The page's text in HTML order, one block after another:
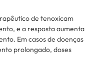
de tenoxicam
e a resposta aumenta
Em casos de doenças
prolongado, doses